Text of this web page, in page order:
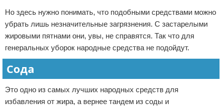
Но здесь нужно понимать, что подобными средствами можно
убрать лишь незначительные загрязнения. С застарелыми
жировыми пятнами они, увы, не справятся. Так что для
генеральных уборок народные средства не подойдут.
Сода
Это одно из самых лучших народных средств для
избавления от жира, а вернее тандем из соды и